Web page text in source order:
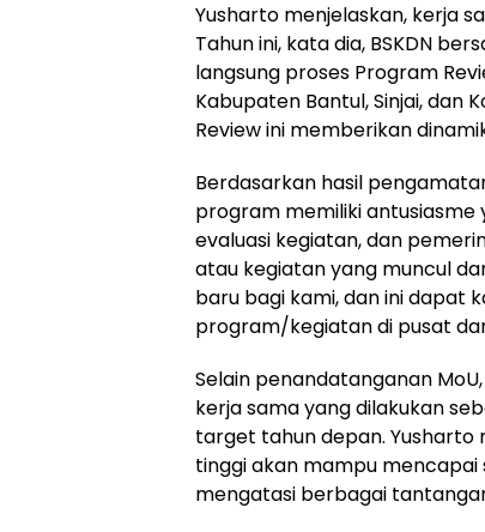
Yusharto menjelaskan, kerja
Tahun ini, kata dia, BSKDN
langsung proses Program
Kabupaten Bantul, Sinjai, dan
Review ini memberikan
Berdasarkan hasil
program memiliki
evaluasi kegiatan, dan
atau kegiatan yang muncul
baru bagi kami, dan ini dapat
program/kegiatan di pusat
Selain penandatanganan
kerja sama yang dilakukan
target tahun depan. Yusharto
tinggi akan mampu
mengatasi berbagai